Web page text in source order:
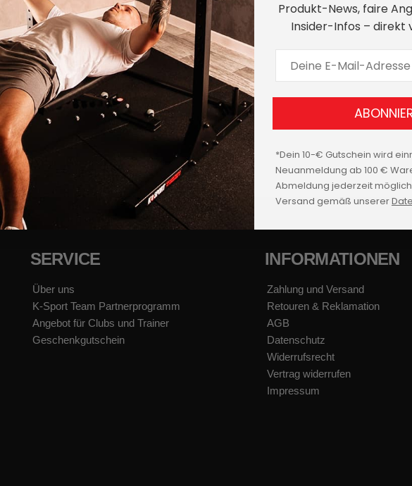
ANMELDEN PASSWORT VERGESSEN?
SERVICE
Über uns
K-Sport Team Partnerprogramm
Angebot für Clubs und Trainer
Geschenkgutschein
INFORMATIONEN
Zahlung und Versand
Retouren & Reklamation
AGB
Datenschutz
Widerrufsrecht
Vertrag widerrufen
Impressum
Produkt-News, faire
Insider-Infos – direkt
E-Mail Adresse
*Dein 10-€ Gutschein wird
Neuanmeldung ab 100 €
Abmeldung jederzeit
Versand gemäß unserer